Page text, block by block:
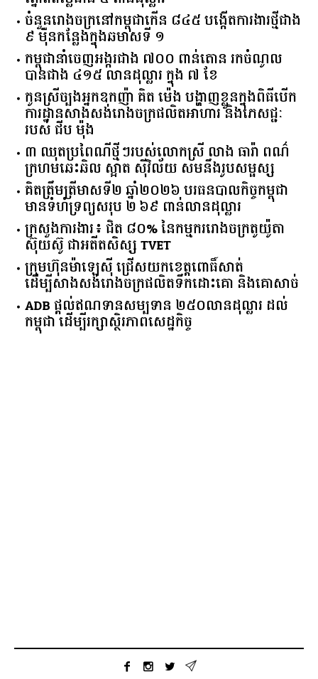
ចំនួន​រោងចក្រ​នៅ​កម្ពុជា​កើន​ ​៨៤៥​ ​បង្កើត​ការងារ​ថ្មី​ជាង​
​៩​ ​ម៉ឺន​កន្លែង​ក្នុង​ឆមាស​ទី ​១​
កម្ពុជានាំចេញអង្ករជាង ៧០០ ពាន់តោន រកចំណូល
បានជាង ៤១៥ លានដុល្លារ ក្នុង ៧ ខែ
កូនស្រីច្បងអ្នកឧកញ៉ា គិត ម៉េង បង្ហាញខ្លួនក្នុងពិធីបើក
ការដ្ឋានសាងសង់រោងចក្រផលិតអាហារ និងភេសជ្ជៈ
របស់ ជីប ម៉ុង
៣ ឈុតប្រពៃណីថ្មីៗរបស់លោកស្រី លាង ធារ៉ា ពណ៌
ក្រហមឆេះឆិល ស្អាត ​ស៊ីវិល័យ សមនឹងរូបសម្ផស្ស
គិត​ត្រឹមត្រីមាស​ទី​២​ ​ឆ្នាំ​២០២៦​ បរធន​បាលកិច្ច​កម្ពុជា​ ​
មាន​ទំហំ​ទ្រព្យ​សរុប​ ​២.៦៩​ ​ពាន់លាន​ដុល្លារ​
ក្រសួង​ការងារ​៖ ​ជិត​ ​៨០​% ​នៃ​កម្មករ​រោងចក្រ​តូយ៉ូតា ​
ស៊ុយ​ស៊ូ ​ជា​អតីត​សិស្ស​ ​TVET​
ក្រុមហ៊ុន​ម៉ាឡេស៊ី ជ្រើសយកខេត្ដពោធិ៍សាត់
ដើម្បីសាងសង់រោងចក្រផលិតទឹកដោះគោ និងគោសាច់
ADB ផ្តល់ឥណទានសម្បទាន ២៥០លានដុល្លារ ដល់
កម្ពុជា ដើម្បីរក្សាស្ថិរភាពសេដ្ឋកិច្ច